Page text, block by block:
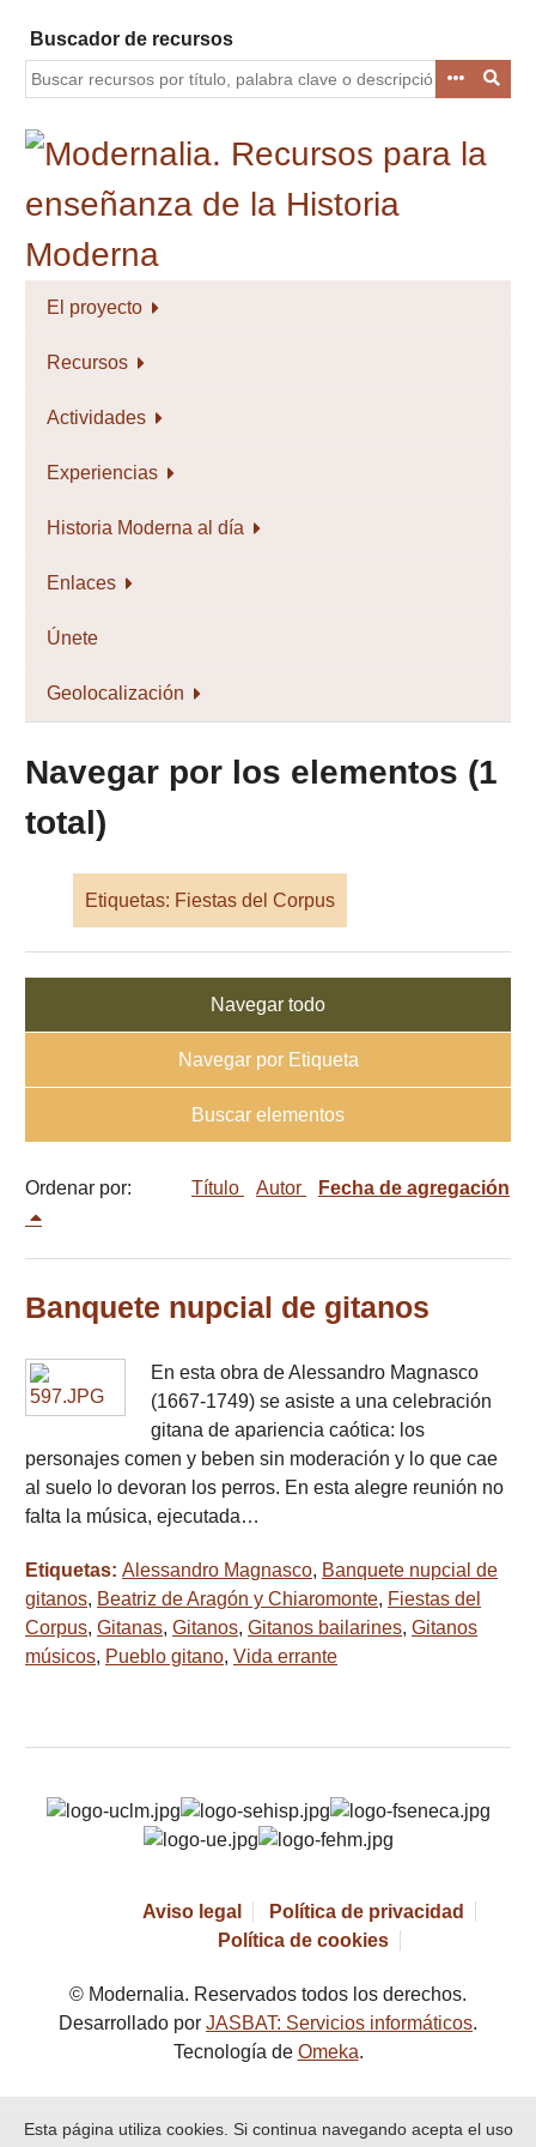
contenido
principal
Buscador de recursos
El proyecto
Recursos
Actividades
Experiencias
Historia Moderna al día
Enlaces
Únete
Geolocalización
Navegar por los elementos (1
total)
Etiquetas: Fiestas del Corpus
Navegar todo
Navegar por Etiqueta
Buscar elementos
Ordenar por: Título Autor Fecha de agregación
Banquete nupcial de gitanos
En esta obra de Alessandro Magnasco
(1667-1749) se asiste a una celebración
gitana de apariencia caótica: los
personajes comen y beben sin moderación y lo que cae
al suelo lo devoran los perros. En esta alegre reunión no
falta la música, ejecutada…
Etiquetas: Alessandro Magnasco, Banquete nupcial de
gitanos, Beatriz de Aragón y Chiaromonte, Fiestas del
Corpus, Gitanas, Gitanos, Gitanos bailarines, Gitanos
músicos, Pueblo gitano, Vida errante
Aviso legal
Política de privacidad
Política de cookies
© Modernalia. Reservados todos los derechos.
Desarrollado por JASBAT: Servicios informáticos.
Tecnología de Omeka.
Esta página utiliza cookies. Si continua navegando acepta el uso